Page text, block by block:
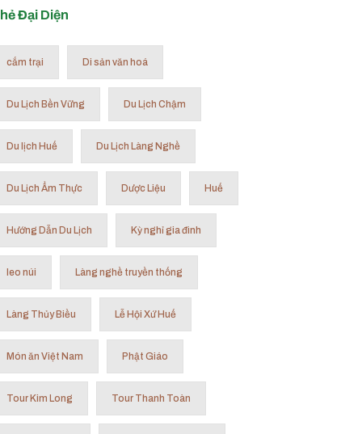
Đại Diện
cắm trại Di sản văn hoá
Du Lịch Bền Vững Du Lịch Chậm
Du lịch Huế Du Lịch Làng Nghề
Du Lịch Ẩm Thực Dược Liệu Huế
Hướng Dẫn Du Lịch Kỳ nghỉ gia đình
leo núi Làng nghề truyền thống
Làng Thủy Biều Lễ Hội Xứ Huế
Món ăn Việt Nam Phật Giáo
Tour Kim Long Tour Thanh Toàn